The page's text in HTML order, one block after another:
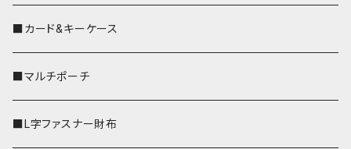
■カード&キーケース
■マルチポーチ
■L字ファスナー財布